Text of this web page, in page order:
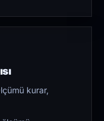
kurar,